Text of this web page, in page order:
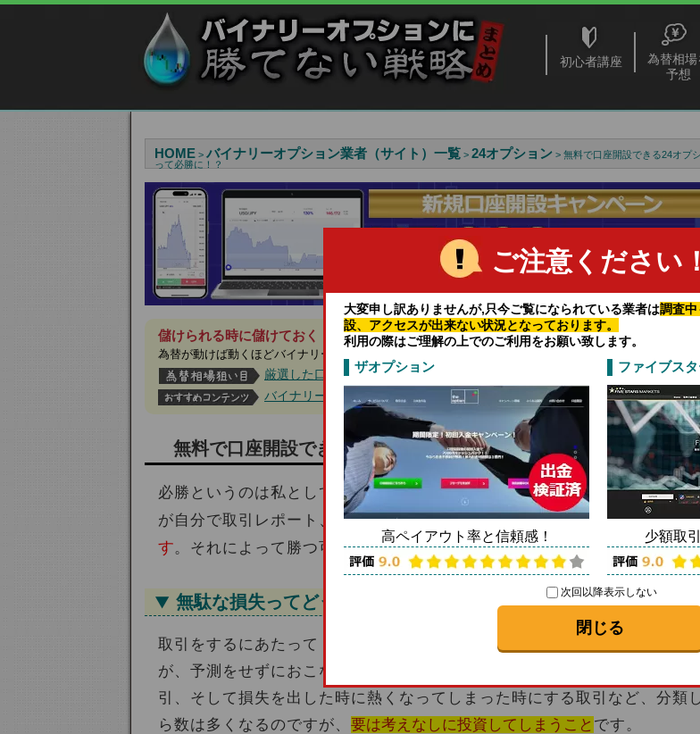
ご注意ください！
大変申し訳ありませんが,只今ご覧になられている業者は調査
設、アクセスが出来ない状況となっております。
利用の際はご理解の上でのご利用をお願い致します。
ザオプション
高ペイアウト率と信頼感！
ファイブス
少額取
次回以降表示しない
閉じる
初心者講座
為替相場
予想
HOME > バイナリーオプション業者（サイト）一覧 > 24オプション > 無料で口座開設できる24オプ
って必勝に！？
儲けられる時に儲けておく！今月は見逃せないバイナリーオプションの取引のチャンス
為替が動けば動くほどバイナリーオプションで取引をするチャンスは増えます。
厳選した口コミ評価の高い業者とは
バイナリーオプションで生計を立てるって難しい？
無料で口座開設できる24オプションで取引レポートを作って必勝
必勝というのは私としては簡単に出来るものでは「ない」ものだと思って
が自分で取引レポート、取引日記のようなものを作ることで
無駄な損失は
す。それによって勝つ可能性を上げることもできるでしょう。
無駄な損失ってどういうもの？
取引をするにあたって「
とは一体どういったものなのか？というお
が、予測をせずにおこなった取引、利益がある時にまだ勝てると思ってお
引、そして損失を出した時に熱くなってしまった時にする取引など、分類
ら数は多くなるのですが、 要は考えなしに投資してしまうこと です。